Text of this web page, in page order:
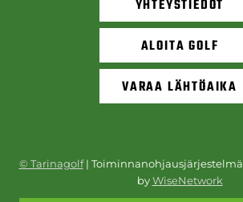
YHTEYSTIEDOT
ALOITA GOLF
VARAA LÄHTÖAIKA
© Tarinagolf| Toiminnanohjausjärjestelmä
byWiseNetwork